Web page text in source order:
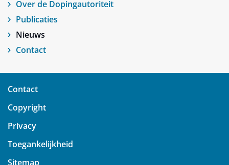
Over de Dopingautoriteit
Publicaties
Nieuws
Contact
Contact
Copyright
Privacy
Toegankelijkheid
Sitemap